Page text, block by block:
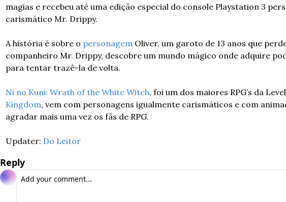
magias e recebeu até uma edição especial do console Playstation 3
carismático Mr. Drippy.
A história é sobre o personagem Oliver, um garoto de 13 anos que
companheiro Mr. Drippy, descobre um mundo mágico onde adquire
para tentar trazê-la de volta.
Ni no Kuni: Wrath of the White Witch, foi um dos maiores RPG’s da
Kingdom, vem com personagens igualmente carismáticos e com
agradar mais uma vez os fãs de RPG.
Updater: Do Leitor
Reply